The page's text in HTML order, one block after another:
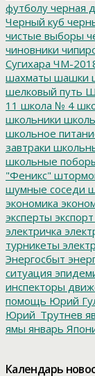
футболу черная
Черный куб
чистые выборы
чиновники
Сугихара ЧМ-
шахматы шашки
шелковый путь
11 школа № 4
школьники
школьное
завтраки
школьные
"Феникс"
шумные соседи
экономика
эксперты экспорт
электричка
турникеты
Энергосбыт
ситуация
инспекторы
помощь Юрий
Юрий_Трутнев
ямы январь
Календарь